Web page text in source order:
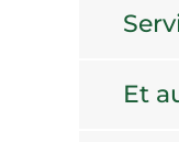
Et